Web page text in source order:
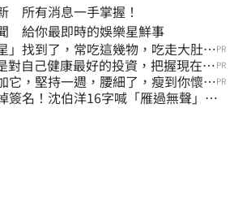
所有消息一手掌握！
給你最即時的娛樂星鮮事
」找到了，常吃這幾物，吃走大肚
PR
對自己健康最好的投資，把握現在不 PR
它，堅持一週，腰細了，瘦到你懷疑PR
簽名！沈伯洋16字喊「雁過無聲」